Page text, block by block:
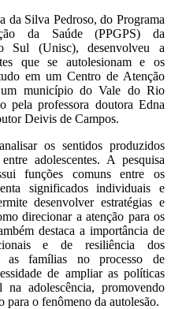
da Silva Pedroso, do Programa
da Saúde (PPGPS) da
Sul (Unisc), desenvolveu a
que se autolesionam e os
em um Centro de Atenção
município do Vale do Rio
pela professora doutora Edna
Deivis de Campos.
os sentidos produzidos
adolescentes. A pesquisa
funções comuns entre os
significados individuais e
desenvolver estratégias e
direcionar a atenção para os
destaca a importância de
e de resiliência dos
as famílias no processo de
de ampliar as políticas
adolescência, promovendo
para o fenômeno da autolesão.